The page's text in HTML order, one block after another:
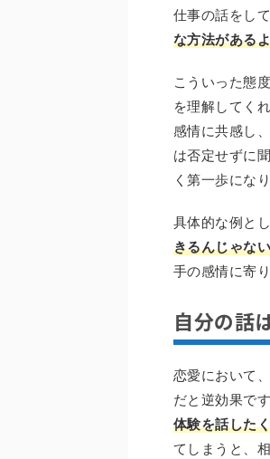
仕事の話をし
な方法がある
こういった態
を理解してく
感情に共感し
は否定せずに
く第一歩になり
具体的な例と
きるんじゃな
手の感情に寄
自分の話
恋愛において
だと逆効果で
体験を話した
てしまうと、